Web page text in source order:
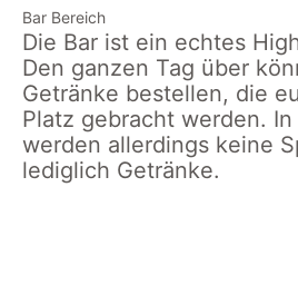
Bar Bereich
Die Bar ist ein echtes
Den ganzen Tag über
Getränke bestellen, die
Platz gebracht werden.
werden allerdings keine
lediglich Getränke.